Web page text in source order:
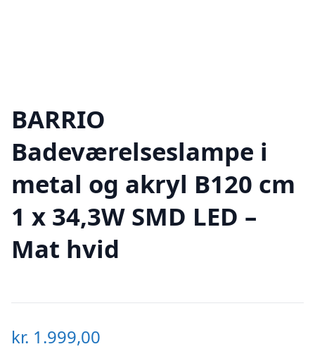
BARRIO
Badeværelseslampe i
metal og akryl B120 cm
1 x 34,3W SMD LED –
Mat hvid
kr. 1.999,00